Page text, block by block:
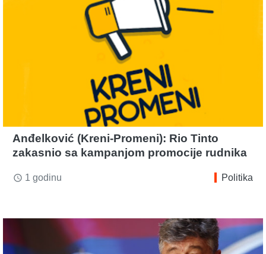
Anđelković (Kreni-Promeni): Rio Tinto
zakasnio sa kampanjom promocije rudnika
access_time 1 godinu Politika